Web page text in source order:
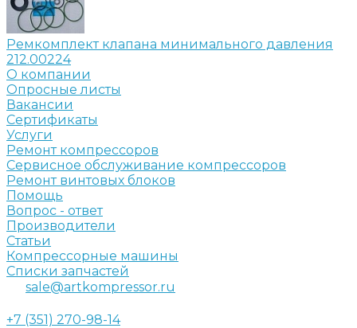
Ремкомплект клапана минимального давления
212.00224
О компании
Опросные листы
Вакансии
Сертификаты
Услуги
Ремонт компрессоров
Сервисное обслуживание компрессоров
Ремонт винтовых блоков
Помощь
Вопрос - ответ
Производители
Статьи
Компрессорные машины
Списки запчастей
sale@artkompressor.ru
+7 (351) 270-98-14